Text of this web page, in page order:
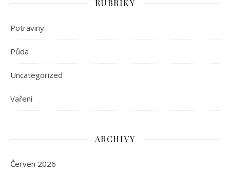
RUBRIKY
Potraviny
Půda
Uncategorized
Vaření
ARCHIVY
Červen 2026